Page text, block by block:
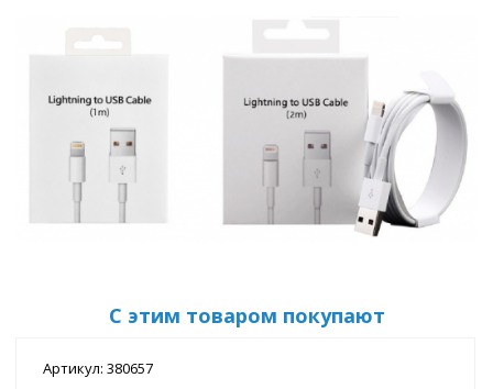
С этим товаром покупают
Артикул: 380657